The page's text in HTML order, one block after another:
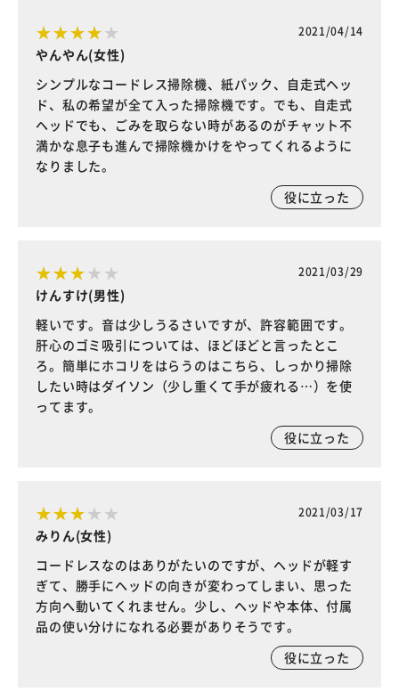
2021/04/14
やんやん(女性)
シンプルなコードレス掃除機、紙パック、自走式ヘッ
ド、私の希望が全て入った掃除機です。でも、自走式
ヘッドでも、ごみを取らない時があるのがチャット不
満かな息子も進んで掃除機かけをやってくれるように
なりました。
役に立った
2021/03/29
けんすけ(男性)
軽いです。音は少しうるさいですが、許容範囲です。
肝心のゴミ吸引については、ほどほどと言ったとこ
ろ。簡単にホコリをはらうのはこちら、しっかり掃除
したい時はダイソン（少し重くて手が疲れる…）を使
ってます。
役に立った
2021/03/17
みりん(女性)
コードレスなのはありがたいのですが、ヘッドが軽す
ぎて、勝手にヘッドの向きが変わってしまい、思った
方向へ動いてくれません。少し、ヘッドや本体、付属
品の使い分けになれる必要がありそうです。
役に立った